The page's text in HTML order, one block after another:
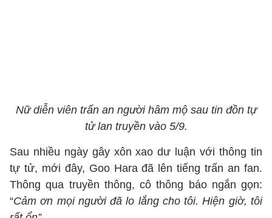
Nữ diễn viên trấn an người hâm mộ sau tin đồn tự
tử lan truyền vào 5/9.
Sau nhiều ngày gây xôn xao dư luận với thông tin
tự tử, mới đây, Goo Hara đã lên tiếng trấn an fan.
Thông qua truyền thông, cô thông báo ngắn gọn:
“Cảm ơn mọi người đã lo lắng cho tôi. Hiện giờ, tôi